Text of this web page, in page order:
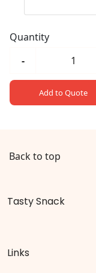
Quantity
-
Add to Quote
Back to top
Tasty Snack
Links